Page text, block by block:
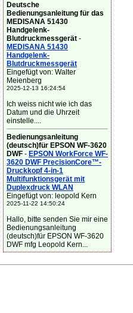
Deutsche
Bedienungsanleitung für das
MEDISANA 51430
Handgelenk-
Blutdruckmessgerät -
MEDISANA 51430
Handgelenk-
Blutdruckmessgerät
Eingefügt von: Walter
Meienberg
2025-12-13 16:24:54
Ich weiss nicht wie ich das
Datum und die Uhrzeit
einstelle....
Bedienungsanleitung
(deutsch)für EPSON WF-3620
DWF - EPSON WorkForce WF-
3620 DWF PrecisionCore™-
Druckkopf 4-in-1
Multifunktionsgerät mit
Duplexdruck WLAN
Eingefügt von: leopold Kern
2025-11-22 14:50:24
Hallo, bitte senden Sie mir eine
Bedienungsanleitung
(deutsch)für EPSON WF-3620
DWF mfg Leopold Kern...